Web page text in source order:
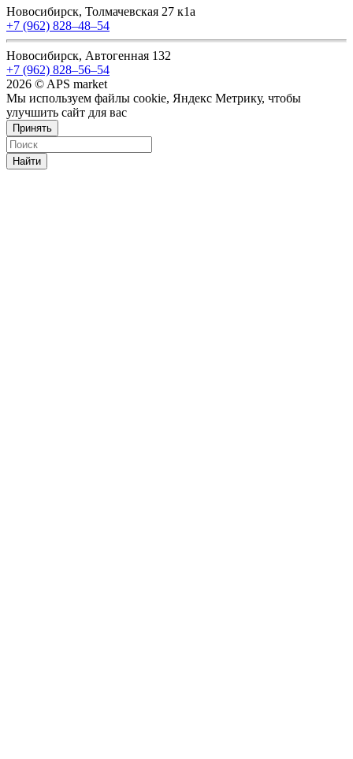
Новосибирск, Толмачевская 27 к1а
+7 (962) 828‒48‒54
Новосибирск, Автогенная 132
+7 (962) 828‒56‒54
2026 © APS market
Мы используем файлы cookie, Яндекс Метрику, чтобы
улучшить сайт для вас
Принять
Найти